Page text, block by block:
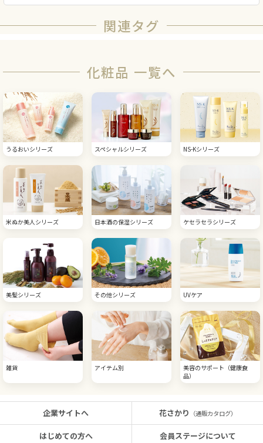
関連タグ
化粧品 一覧へ
うるおいシリーズ スペシャルシリーズ NS-Kシリーズ
米ぬか美人シリーズ 日本酒の保湿シリーズ ケセラセラシリーズ
美髪シリーズ その他シリーズ UVケア
雑貨 アイテム別
美容のサポート（健康食
品）
企業サイトへ
はじめての方へ
花さかり （通販カタログ）
会員ステージについて